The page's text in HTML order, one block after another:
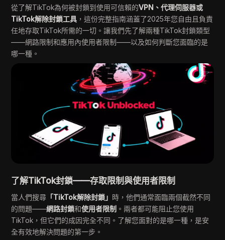
從了解TikTok為何被封鎖到使用可信賴的VPN、代理伺服器或
TikTok解除封鎖工具 ，這份完整指南涵蓋了2025年您自由且負責
任地存取TikTok所需的一切。讓我們先了解兩種TikTok封鎖類型
——網路限制和應用內使用者限制——以及如何判斷您面臨的是
哪一種。
了解TikTok封鎖——存取限制與使用者限制
當人們搜尋 「TikTok解除封鎖」 時，他們通常面臨兩個截然不同
的問題——網路封鎖和使用者限制 。兩者都可能阻止您使用
TikTok，但它們的成因完全不同。了解您面對的是哪一種，是安
全有效地解決問題的第一步。